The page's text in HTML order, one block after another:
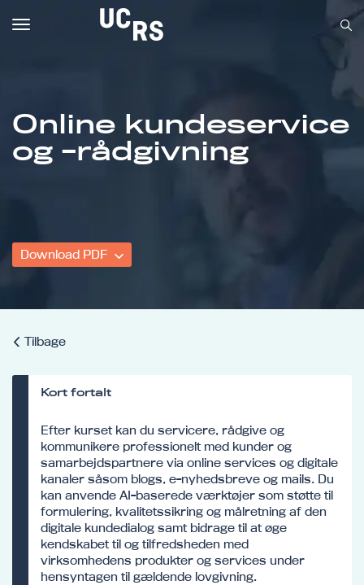
Online kundeservice
og -rådgivning
Download PDF
Tilbage
Kort fortalt
Efter kurset kan du servicere, rådgive og
kommunikere professionelt med kunder og
samarbejdspartnere via online services og digitale
kanaler såsom blogs, e-nyhedsbreve og mails. Du
kan anvende AI-baserede værktøjer som støtte til
formulering, kvalitetssikring og målretning af den
digitale kundedialog samt bidrage til at øge
kendskabet til og tilfredsheden med
virksomhedens produkter og services under
hensyntagen til gældende lovgivning.